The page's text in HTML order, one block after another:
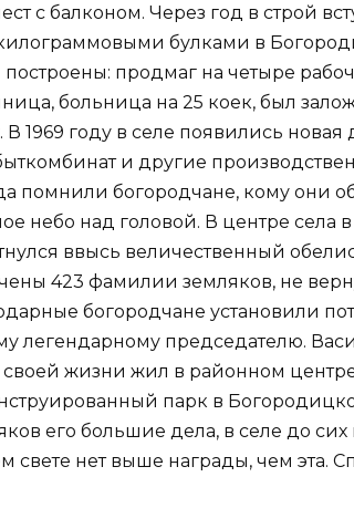
с балконом. Через год в строй
булками в
продмаг на четыре
больница на 25 коек, был
В 1969 году в селе появились новая
и другие
помнили богородчане, кому они
небо над головой. В центре села
ввысь величественный
423 фамилии земляков, не
богородчане установили
легендарному председателю.
жизни жил в районном
парк в
его большие дела, в селе до
свете нет выше награды, чем эта.